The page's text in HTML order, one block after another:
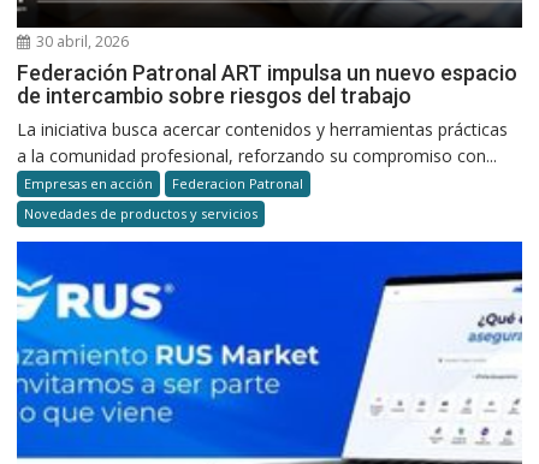
30 abril, 2026
Federación Patronal ART impulsa un nuevo espacio
de intercambio sobre riesgos del trabajo
La iniciativa busca acercar contenidos y herramientas prácticas
a la comunidad profesional, reforzando su compromiso con...
Empresas en acción
Federacion Patronal
Novedades de productos y servicios